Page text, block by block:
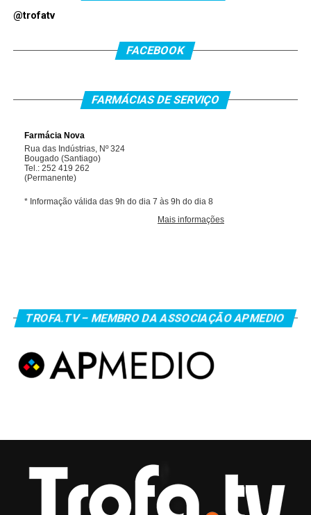
@trofatv
FACEBOOK
FARMÁCIAS DE SERVIÇO
TROFA.TV – MEMBRO DA ASSOCIAÇÃO APMEDIO